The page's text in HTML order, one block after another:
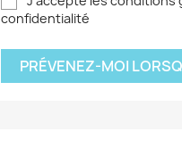
confidentialité
PRÉVENEZ-MOI